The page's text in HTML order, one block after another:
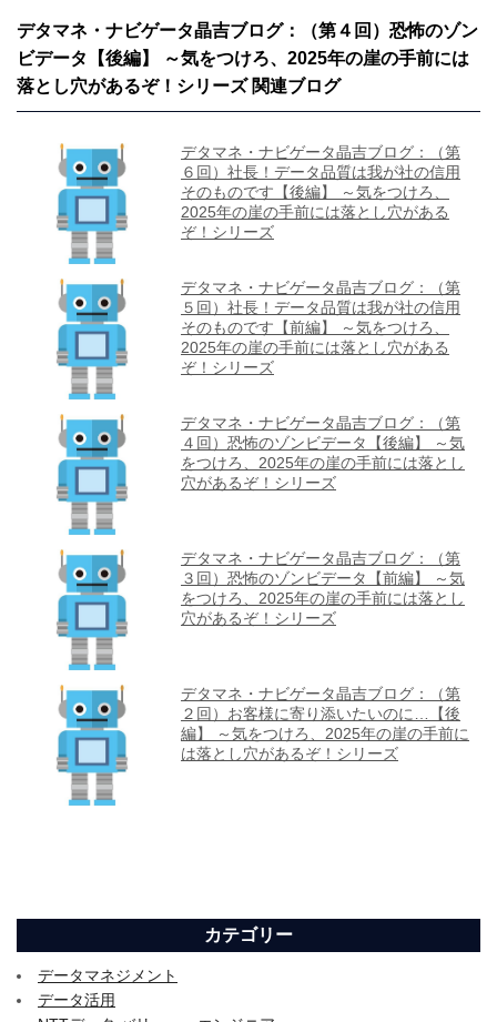
デタマネ・ナビゲータ晶吉ブログ：（第４回）恐怖のゾン
ビデータ【後編】 ～気をつけろ、2025年の崖の手前には
落とし穴があるぞ！シリーズ 関連ブログ
カテゴリー
データマネジメント
データ活用